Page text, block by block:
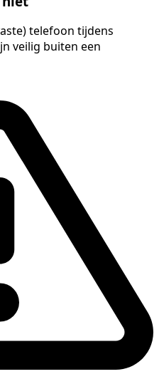
telefoon tijdens
veilig buiten een